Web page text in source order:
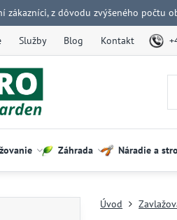
zákazníci, z dôvodu zvýšeného počtu
Služby Blog Kontakt
Záhrada Náradie a
Úvod